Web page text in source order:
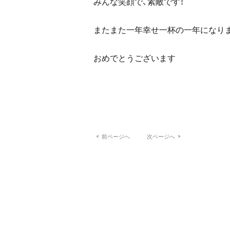
またまた一年幸せ一杯の一年になり
おめでとうございます
< 前ページへ 次ページへ >